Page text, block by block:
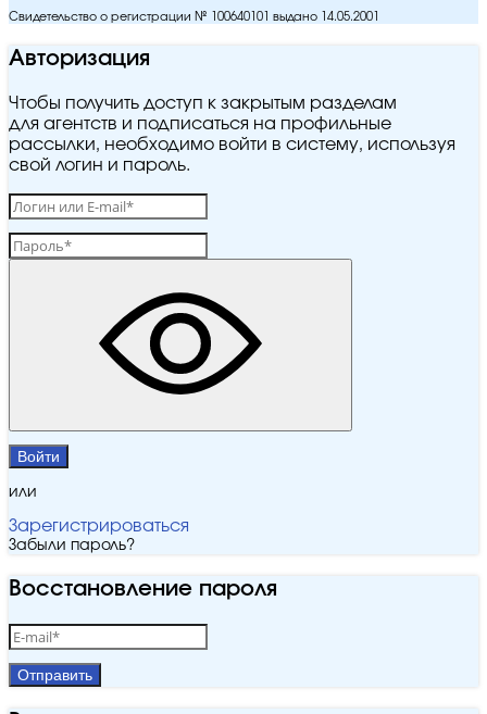
Свидетельство о регистрации № 100640101 выдано 14.05.2001
Авторизация
Чтобы получить доступ к закрытым разделам
для агентств и подписаться на профильные
рассылки, необходимо войти в систему, используя
свой логин и пароль.
Войти
или
Зарегистрироваться
Забыли пароль?
Восстановление пароля
Отправить